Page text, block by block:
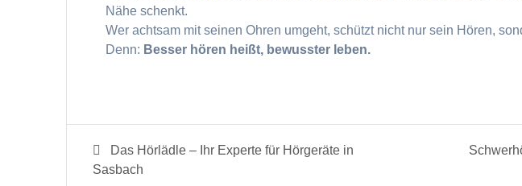
Nähe schenkt.
Wer achtsam mit seinen Ohren umgeht, schützt nicht nur sein Hören,
Denn: Besser hören heißt, bewusster leben.
Beitragsnavigation
Previous
post:
Das Hörlädle – Ihr Experte für Hörgeräte in
Sasbach
Next